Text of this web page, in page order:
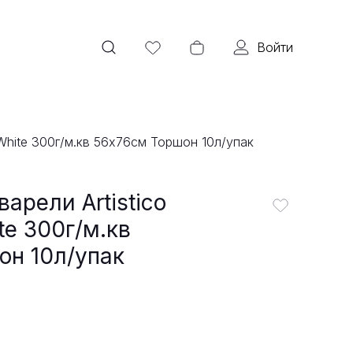
Войти
300г/м.кв 56x76см Торшон 10л/упак
Artistico
300г/м.кв
10л/упак